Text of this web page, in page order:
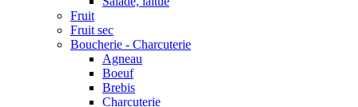
Fruit
Fruit sec
Boucherie - Charcuterie
Agneau
Boeuf
Brebis
Charcuterie